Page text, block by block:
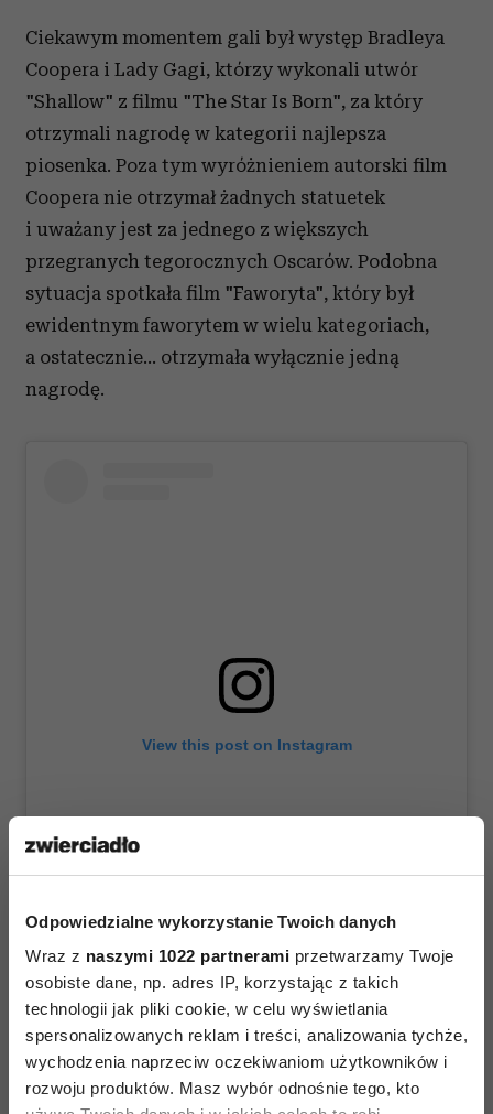
Odpowiedzialne wykorzystanie Twoich danych
Wraz z naszymi 1022 partnerami przetwarzamy Twoje
osobiste dane, np. adres IP, korzystając z takich
technologii jak pliki cookie, w celu wyświetlania
spersonalizowanych reklam i treści, analizowania tychże,
wychodzenia naprzeciw oczekiwaniom użytkowników i
rozwoju produktów. Masz wybór odnośnie tego, kto
Ciekawym momentem gali był występ Bradleya
Coopera i Lady Gagi, którzy wykonali utwór
"Shallow" z filmu "The Star Is Born", za który
otrzymali nagrodę w kategorii najlepsza
piosenka. Poza tym wyróżnieniem autorski film
Coopera nie otrzymał żadnych statuetek
i uważany jest za jednego z większych
przegranych tegorocznych Oscarów. Podobna
sytuacja spotkała film "Faworyta", który był
ewidentnym faworytem w wielu kategoriach,
a ostatecznie... otrzymała wyłącznie jedną
nagrodę.
View this post on Instagram
A post shared by...